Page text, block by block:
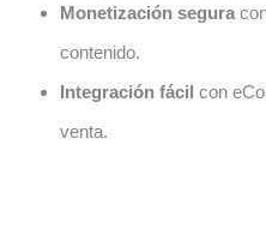
Monetización segura
contenido.
Integración fácil con
venta.